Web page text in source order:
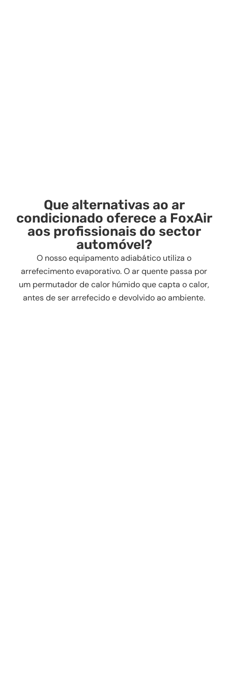
Que alternativas ao ar
condicionado oferece a FoxAir
aos profissionais do sector
automóvel?
O nosso equipamento adiabático utiliza o
arrefecimento evaporativo. O ar quente passa por
um permutador de calor húmido que capta o calor,
antes de ser arrefecido e devolvido ao ambiente.